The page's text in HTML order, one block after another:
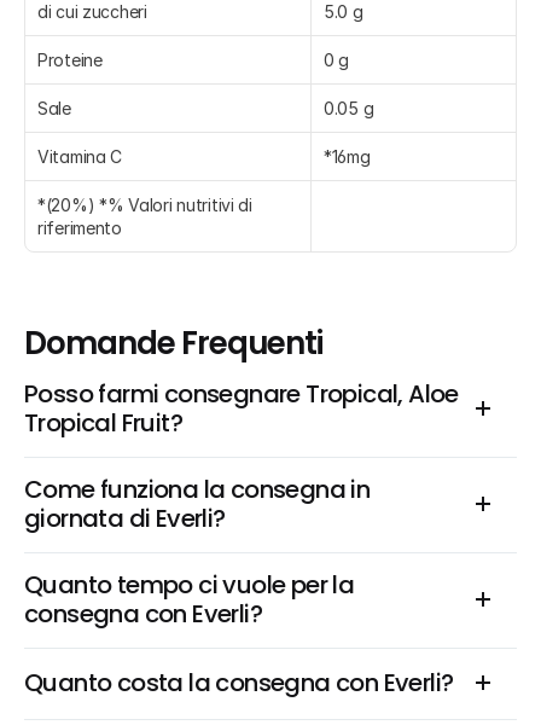
di cui zuccheri 5.0 g
Proteine 0 g
Sale 0.05 g
Vitamina C *16mg
*(20%) *% Valori nutritivi di
riferimento
Domande Frequenti
Posso farmi consegnare Tropical, Aloe
Tropical Fruit?
Come funziona la consegna in
giornata di Everli?
Quanto tempo ci vuole per la
consegna con Everli?
Quanto costa la consegna con Everli?